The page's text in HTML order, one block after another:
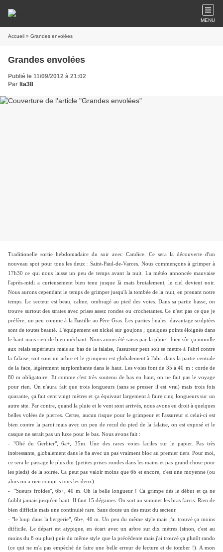
MENU
Accueil » Grandes envolées
Grandes envolées
Publié le 11/09/2012 à 21:02
Par lta38
Traditionelle sortie hebdomadaire du soir avec Candice. Ce sera la découverte d'un
nouveau spot pour tous les deux : Saint-Paul-de-Varces. Nous commençons à grimper à
17h30 ce qui nous laisse un peu de temps avant la nuit. La météo annoncée mauvaise
l'après-midi a curieusement bien tenu jusque là mais brutalement, le ciel devient noir.
Nous aurons cependant le temps de grimper jusqu'à la tombée de la nuit, en prenant notre
temps. Le secteur est beau, calme, ombragé au pied des voies. Dans sa partie basse, on
trouve surtout des strates avec prises assez rondes ou crochetantes. Ce n'est pas ce que je
préfère, un peu comme à la Bastille au Père Gras. Les parties finales, davantage sculptées
sont de toutes beauté. L'équipement est nickel sur goujons ; quelques points éloignés dans
le haut mais rien de bien méchant. Nous avons été saisis par la pluie : bien sûr ça mouille
aux relais supérieurs mais au bas de la falaise, l'assureur peut soit se mettre à l'abri contre
la falaise, soit sous un arbre et le grimpeur est globalement à l'abri dans la partie centrale
de la face, légèrement surplombante dans le haut. Les voies font de 35 à 40 m : corde de
80 m obligatoire. Et comme c'est très soutenu de bas en haut, on ne fait pas le voyage
pour rien. On n'aura fait que trois longueurs (sans se presser il est vrai) mais trois fois
quarante, ça fait cent vingt mètres et ça équivaut largement à faire cinq longueurs sur un
autre site. Par contre, quand la pluie et le vent sont arrivés, nous avons eu droit à quelques
belles volées de pierres. Certes, aucun risque pour le grimpeur et l'assureur si celui-ci est
bien contre la paroi mais avec un peu de recul du pied de la falaise, on est exposé et le
casque ne serait pas un luxe pour le bas. Nous avons fait :
- "Ohé du Gerbier", 6a+, 35m. Une des rares voies faciles sur le papier. Pas très
intéressante, globalement dans le 6a avec un pas vraiment bloc au premier tiers. Pour moi,
ce sera le passage le plus dur (petites prises rondes dans les mains et pas grand chose pour
les pieds) de la soirée. Ca peut pas valoir moins que 6b et encore, c'est une moyenne (ou
alors on a rien compris tous les deux).
- "Sueurs froides", 6b+, 40 m. Oh la belle longueur ! Ca grimpe dès le début et ça ne
faiblit jamais jusqu'en haut. Il faut 15 dégaines. On sort au sommet les bras farcis. Rien de
bien difficile mais une continuité rare. Sans doute un des must du secteur.
- "le loup dans la bergerie", 6b+, 40 m. Un peu du même style mais j'ai trouvé ça moins
difficile. Le départ est atypique, en écart avec un arbre sur dix mètres (sinon, c'est au
moins du 8 ou plus) puis du même style que la précédente mais j'ai trouvé ça plutôt rando
(ce qui ne m'a pas empêché de faire une belle erreur de lecture et de tomber !). A mon